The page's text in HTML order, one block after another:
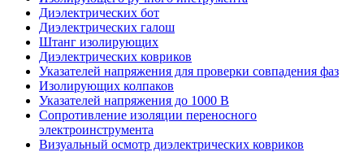
Диэлектрических бот
Диэлектрических галош
Штанг изолирующих
Диэлектрических ковриков
Указателей напряжения для проверки совпадения фаз
Изолирующих колпаков
Указателей напряжения до 1000 В
Сопротивление изоляции переносного
электроинструмента
Визуальный осмотр диэлектрических ковриков